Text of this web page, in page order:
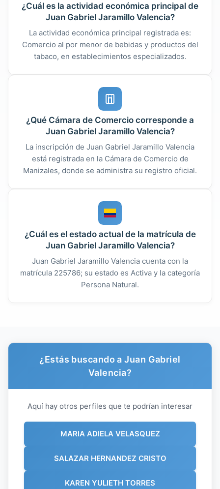
¿Cuál es la actividad económica principal de
Juan Gabriel Jaramillo Valencia?
La actividad económica principal registrada es:
Comercio al por menor de bebidas y productos del
tabaco, en establecimientos especializados.
¿Qué Cámara de Comercio corresponde a
Juan Gabriel Jaramillo Valencia?
La inscripción de Juan Gabriel Jaramillo Valencia
está registrada en la Cámara de Comercio de
Manizales, donde se administra su registro oficial.
¿Cuál es el estado actual de la matrícula de
Juan Gabriel Jaramillo Valencia?
Juan Gabriel Jaramillo Valencia cuenta con la
matrícula 225786; su estado es Activa y la categoría
Persona Natural.
¿Estás buscando a Juan Gabriel
Valencia?
Aquí hay otros perfiles que te podrían interesar
MARIA ADIELA VELASQUEZ
SALAZAR HERNANDEZ CRISTO
KAREN YULIETH TORRES